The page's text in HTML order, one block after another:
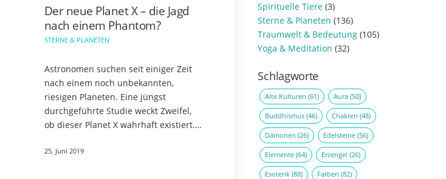
Der neue Planet X – die Jagd
nach einem Phantom?
STERNE & PLANETEN
Astronomen suchen seit einiger Zeit
nach einem noch unbekannten,
riesigen Planeten. Eine jüngst
durchgeführte Studie weckt Zweifel,
ob dieser Planet X wahrhaft existiert.
soll der große Planet am Rande…
25. Juni 2019
Spirituelle Tiere (3)
Sterne & Planeten (136)
Traumwelt & Bedeutung (105)
Yoga & Meditation (32)
Schlagworte
Alte Kulturen (61) Aura (50)
Buddhismus (46) Chakren (48)
Dämonen (26) Edelsteine (56)
Elemente (64) Erzengel (26)
Esoterik (88) Farben (82)